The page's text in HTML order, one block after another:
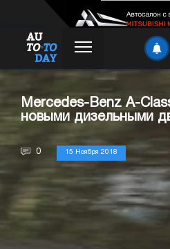
Mercedes-Benz A-
новыми дизельными
0 15 Ноября 2018